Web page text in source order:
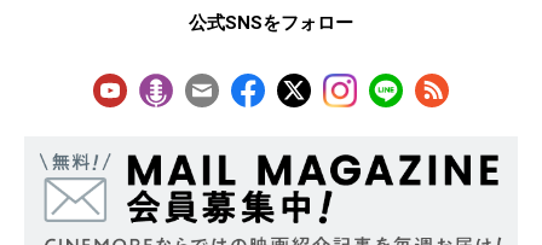
公式SNSをフォロー